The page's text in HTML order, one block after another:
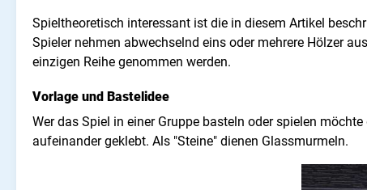
Spieltheoretisch interessant ist die in diesem Artikel
Spieler nehmen abwechselnd eins oder mehrere Hölzer
einzigen Reihe genommen werden.
Vorlage und Bastelidee
Wer das Spiel in einer Gruppe basteln oder spielen
aufeinander geklebt. Als "Steine" dienen Glassmurmeln.